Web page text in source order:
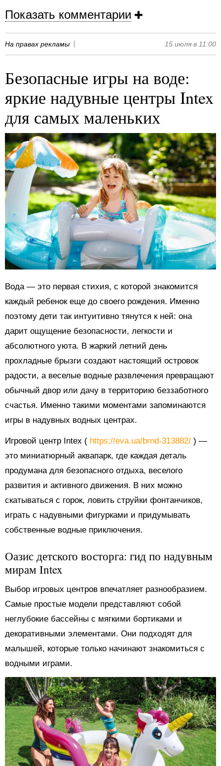
Показать комментарии
На правах рекламы 15 июля в 11:00
Безопасные игры на воде:
яркие надувные центры Intex
для самых маленьких
Вода — это первая стихия, с которой знакомится
каждый ребенок еще до своего рождения. Именно
поэтому дети так интуитивно тянутся к ней: она
дарит ощущение безопасности, легкости и
абсолютного уюта. В жаркий летний день
прохладные брызги создают настоящий островок
радости, а веселые водные развлечения превращают
обычный двор или дачу в территорию беззаботного
счастья. Именно такими моментами запоминаются
игры в надувных водных центрах.
Игровой центр Intex ( https://eva.ua/brnd-313882/ ) —
это миниатюрный аквапарк, где каждая деталь
продумана для безопасного отдыха, веселого
развития и активного движения. В них можно
скатываться с горок, ловить струйки фонтанчиков,
играть с надувными фигурками и придумывать
собственные водные приключения.
Оазис детского восторга: гид по надувным
мирам Intex
Выбор игровых центров впечатляет разнообразием.
Самые простые модели представляют собой
неглубокие бассейны с мягкими бортиками и
декоративными элементами. Они подходят для
малышей, которые только начинают знакомиться с
водными играми.